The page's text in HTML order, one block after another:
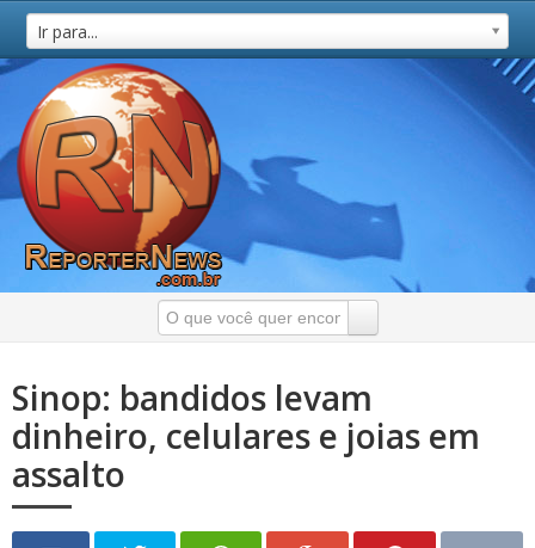
Ir para...
Sinop: bandidos levam
dinheiro, celulares e joias em
assalto